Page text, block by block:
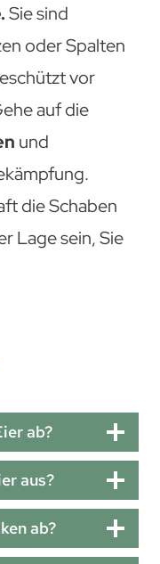
Sie sind
oder Spalten
vor
auf die
und
die Schaben
Lage sein, Sie
ab?
aus?
ab?